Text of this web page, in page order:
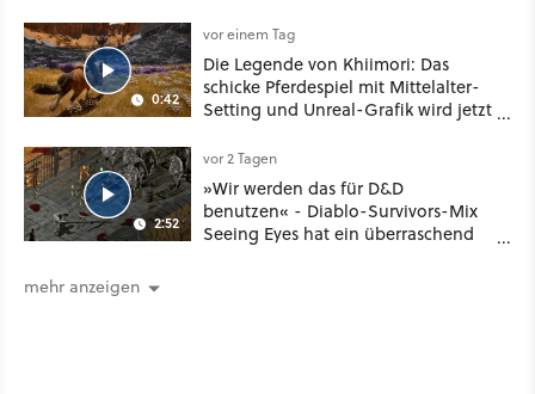
0:42
vor einem Tag
Die Legende von Khiimori: Das
schicke Pferdespiel mit Mittelalter-
Setting und Unreal-Grafik wird jetzt
2:52
vor 2 Tagen
»Wir werden das für D&D
benutzen« - Diablo-Survivors-Mix
Seeing Eyes hat ein überraschend
mehr anzeigen